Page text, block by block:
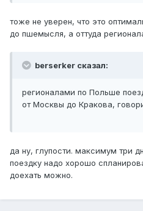
тоже не уверен, что это
до пшемысля, а оттуда
berserker сказал:
регионалами по Польше
от Москвы до Кракова,
да ну, глупости. максимум три
поездку надо хорошо
доехать можно.